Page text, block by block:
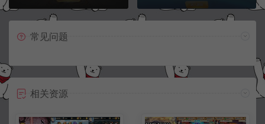
常见问题
相关资源